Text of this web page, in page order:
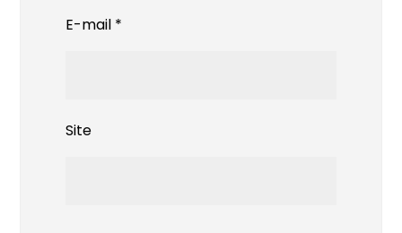
E-mail *
Site